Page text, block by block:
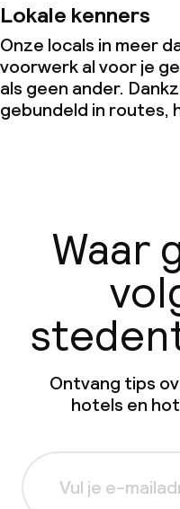
Lokale kenners
Onze locals in meer
voorwerk al voor je
als geen ander.
gebundeld in routes,
Waar
Ontvang tips
hotels en